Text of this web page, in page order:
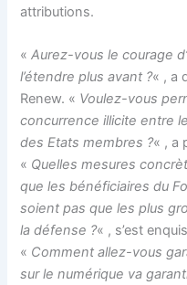
attributions.
«Aurez-vous le courage
l’étendre plus avant ?« , a
Renew. « Voulez-vous
concurrence illicite entre
des Etats membres ?« , a
« Quelles mesures
que les bénéficiaires du
soient pas queles plus
la défense ?« , s’est
« Comment allez-vous
sur le numérique va